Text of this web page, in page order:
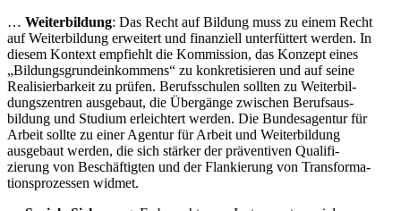
… Weiter­bildung: Das Recht auf Bildung muss zu einem Recht
auf Weiter­bildung erweitert und finan­ziell unter­füttert werden. In
diesem Kontext empfiehlt die Kommission, das Konzept eines
„Bildungs­grund­ein­kommens“ zu konkre­ti­sieren und auf seine
Reali­sier­barkeit zu prüfen. Berufs­schulen sollten zu Weiter­bil­
dungs­zentren ausgebaut, die Übergänge zwischen Berufs­aus­
bildung und Studium erleichtert werden. Die Bundes­agentur für
Arbeit sollte zu einer Agentur für Arbeit und Weiter­bildung
ausgebaut werden, die sich stärker der präven­tiven Quali­fi­
zierung von Beschäf­tigten und der Flankierung von Trans­for­ma­
ti­ons­pro­zessen widmet.